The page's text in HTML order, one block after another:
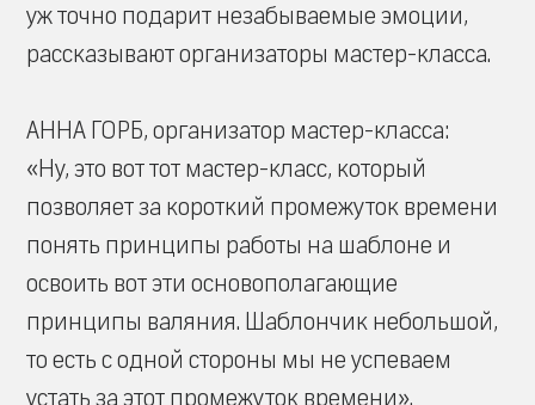
уж точно подарит незабываемые эмоции,
рассказывают организаторы мастер-класса.
АННА ГОРБ, организатор мастер-класса:
«Ну, это вот тот мастер-класс, который
позволяет за короткий промежуток времени
понять принципы работы на шаблоне и
освоить вот эти основополагающие
принципы валяния. Шаблончик небольшой,
то есть с одной стороны мы не успеваем
устать за этот промежуток времени».